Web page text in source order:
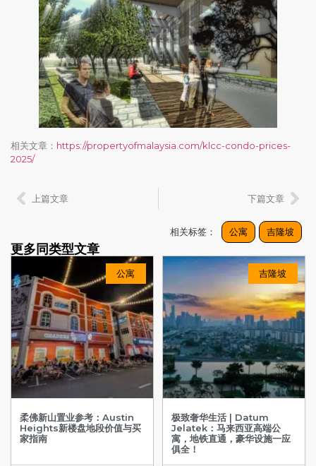
相关文章： https://propertyofmalaysia.com/klcc-condo-prices-
2025/
上篇文章 下篇文章
公寓
柔佛新山置业参考：Austin
Heights新楼盘地段价值与买
家指南
吉隆坡
极致奢华生活 | Datum
Jelatek：马来西亚高端公
寓，地铁直通，豪华设施一应
俱全！
相关标签： 公寓 吉隆坡
更多同类型文章